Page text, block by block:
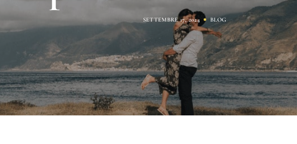
SETTEMBRE 17, 2024 BLOG